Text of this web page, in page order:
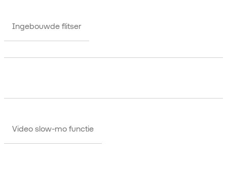
Ingebouwde flitser
Video slow-mo functie